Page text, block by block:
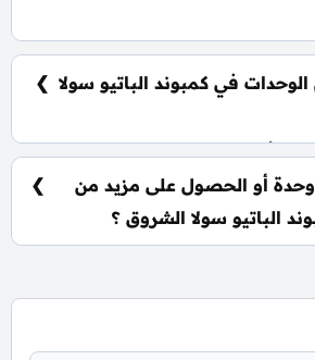
الكمبوند 2 كلوب هاوس، متنزهات شاسعة، نادي
في كمبوند الباتيو سولا
أربع سنوات من تاريخ التعاقد، مع
تشطيب أو تشطيب كامل حسب
أو الحصول على مزيد من
الباتيو سولا الشروق ؟